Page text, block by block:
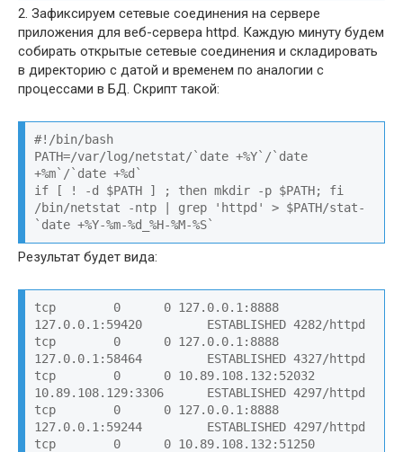
\n\t`main_user_ref`.`COLOR` AS `COLO
2804087 corp    10.89.108.132:52208      Sleep
2               NULL    0       0
2804088 corp    10.89.108.132:52602      Sleep
1               NULL    0       0
2804089 root    localhost        Query   0
2. Зафиксируем сетевые соединения на сервере
приложения для веб-сервера httpd. Каждую минуту будем
собирать открытые сетевые соединения и складировать
в директорию с датой и временем по аналогии с
процессами в БД. Скрипт такой:
#!/bin/bash
PATH=/var/log/netstat/`date +%Y`/`date
+%m`/`date +%d`
if [ ! -d $PATH ] ; then mkdir -p $PATH; fi
/bin/netstat -ntp | grep 'httpd' > $PATH/stat-
`date +%Y-%m-%d_%H-%M-%S`
Результат будет вида:
tcp        0      0 127.0.0.1:8888
127.0.0.1:59420         ESTABLISHED 4282/httpd
tcp        0      0 127.0.0.1:8888
127.0.0.1:58464         ESTABLISHED 4327/httpd
tcp        0      0 10.89.108.132:52032
10.89.108.129:3306      ESTABLISHED 4297/httpd
tcp        0      0 127.0.0.1:8888
127.0.0.1:59244         ESTABLISHED 4297/httpd
tcp        0      0 10.89.108.132:51250